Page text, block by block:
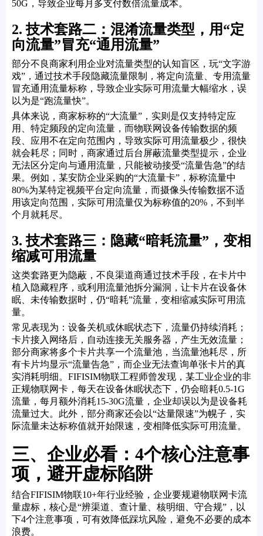
50G，导致企业每月多支付数倍流量成本。
2. 技术套路二：混淆流量类型，用“定
向流量”冒充“通用流量”
部分不良商家利用企业对流量类型的认知盲区，玩“文字游
戏”，通过技术手段隐藏流量限制，将定向流量、专用流量
冒充通用流量标称，导致企业实际可用流量大幅缩水，误
以为是“跑流量快”。
具体来说，商家标称的“大流量”，实则是仅支持特定应
用、特定频段的定向流量，而物联网设备传输数据的频
段、应用不在定向范围内，导致实际可用流量极少，很快
就会耗尽；同时，商家通过后台屏蔽流量类型提示，企业
无法区分定向与通用流量，只能被动接受“流量告急”的结
果。例如，某安防企业采购的“大流量卡”，标称流量中
80%为某特定视频平台定向流量，而摄像头传输数据不适
用该定向范围，实际可用流量仅为标称值的20%，不到半
个月就耗尽。
3. 技术套路三：隐藏“暗耗流量”，变相
缩减可用流量
这类套路更为隐蔽，不良渠道商通过技术手段，在卡片中
植入隐藏程序，或利用流量池拆分漏洞，让卡片在设备休
眠、未传输数据时，仍“暗耗”流量，变相缩减实际可用流
量。
常见表现为：设备关机或休眠状态下，流量仍持续消耗；
卡片接入网络后，自动连接无关服务器，产生无效流量；
部分商家将多个卡片共享一个流量池，当流量池耗尽，所
有卡片均显示“流量告急”，而企业无法查询单张卡片的真
实消耗明细。FIFISIM物联工程师曾发现，某工业企业的非
正规物联网卡，每天在设备休眠状态下，仍会暗耗0.5-1G
流量，每月额外消耗15-30G流量，企业却误以为是设备耗
流量过大。此外，部分商家还会以“达量限速”为幌子，实
际流量未达标称值就开始限速，变相降低实际可用流量。
三、企业必看：4个核心注意事
项，避开虚标陷阱
结合FIFISIM物联10+年行业经验，企业要规避物联网卡流
量虚标，核心是“辨渠道、查计量、核明细、守合规”，以
下4个注意事项，可有效降低踩坑风险，避免不必要的成本
浪费。